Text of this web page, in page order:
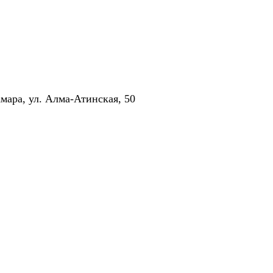
ул. Алма-Атинская, 50